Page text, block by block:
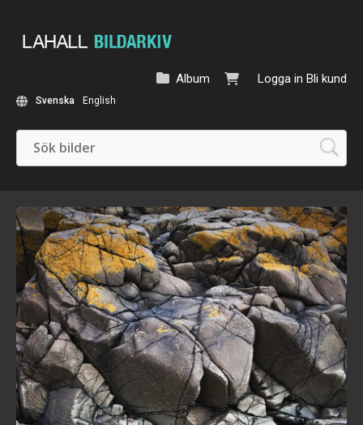
Logga in Bli kund
Album
Svenska English